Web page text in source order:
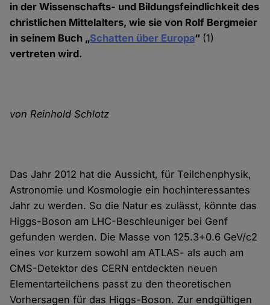
in der Wissenschafts- und Bildungs­feindlichkeit des
christlichen Mittelalters, wie sie von Rolf Bergmeier
in seinem Buch „Schatten über Europa“ (1)
vertreten wird.
von Reinhold Schlotz
Das Jahr 2012 hat die Aussicht, für Teilchenphysik,
Astronomie und Kosmologie ein hoch­interessantes
Jahr zu werden. So die Natur es zulässt, könnte das
Higgs-Boson am LHC-Beschleu­niger bei Genf
gefunden werden. Die Masse von 125.3+0.6 GeV/c2
eines vor kurzem sowohl am ATLAS- als auch am
CMS-Detektor des CERN entdeckten neuen
Elementar­teilchens passt zu den theoretischen
Vorher­­sagen für das Higgs-Boson. Zur endgültigen